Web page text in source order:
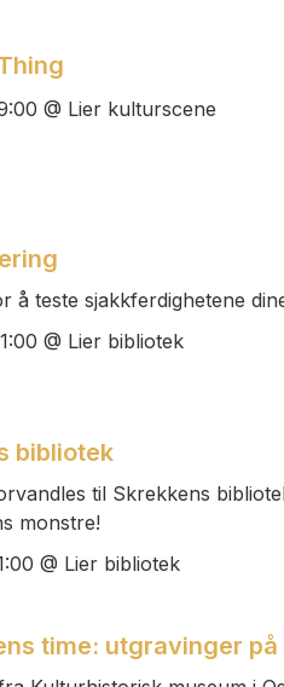
@ Lier kulturscene
å teste sjakkferdighetene
@ Lier bibliotek
bibliotek
til Skrekkens
monstre!
@ Lier bibliotek
time: utgravinger på